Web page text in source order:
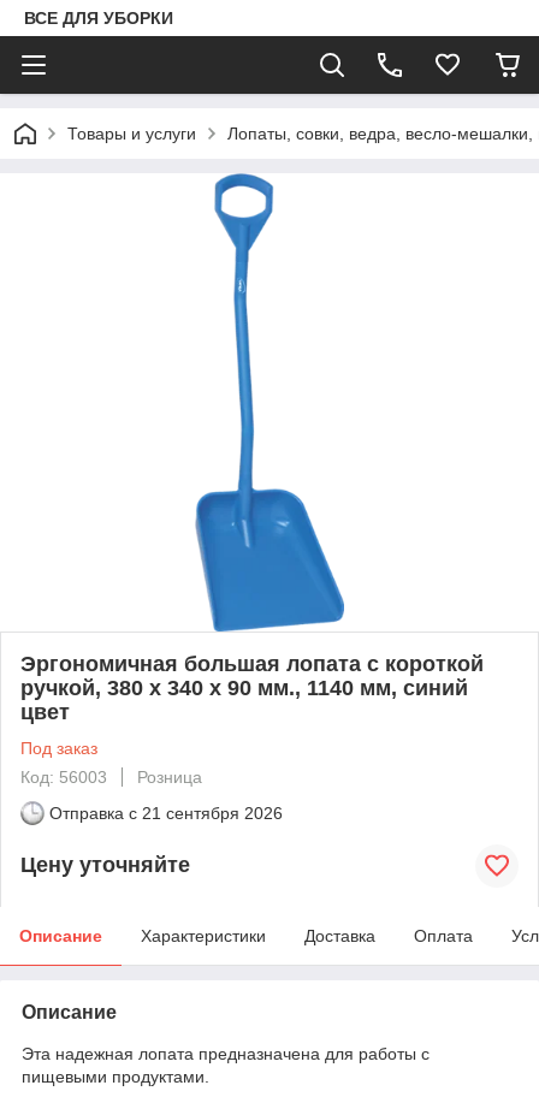
ВСЕ ДЛЯ УБОРКИ
Товары и услуги Лопаты, совки, ведра, весло-мешалки,
Эргономичная большая лопата с короткой
ручкой, 380 x 340 x 90 мм., 1140 мм, синий
цвет
Под заказ
Код: 56003
Розница
Отправка с 21 сентября 2026
Цену уточняйте
Описание Характеристики Доставка Оплата
Описание
Эта надежная лопата предназначена для работы с
пищевыми продуктами.